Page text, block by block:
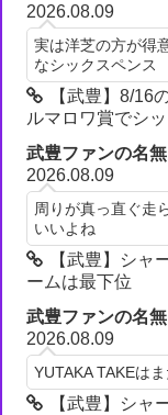
2026.08.09
実は洋芝の方が得
なシックスペンス
【武豊】8/
ルマロワ賞でシ
武豊ファンの名
2026.08.09
周りが真っ直ぐ走
いいよね
【武豊】シ
ームは最下位
武豊ファンの名
2026.08.09
YUTAKA TAKEはま
【武豊】シ